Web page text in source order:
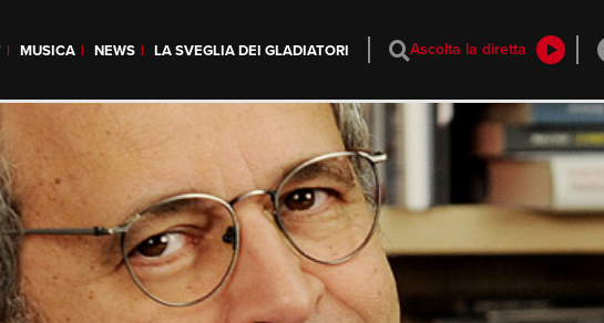
MUSICA NEWS LA SVEGLIA DEI GLADIATORI Ascolta la diretta